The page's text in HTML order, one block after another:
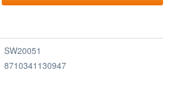
SW20051
8710341130947